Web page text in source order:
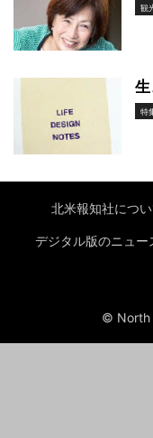
観
特
北米報知社につ
デジタル版のニュ
© North